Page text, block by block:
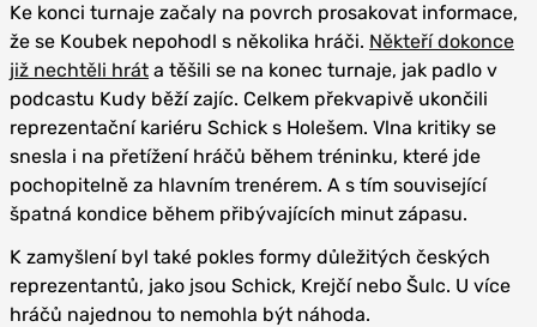
Ke konci turnaje začaly na povrch prosakovat informace,
že se Koubek nepohodl s několika hráči. Někteří dokonce
již nechtěli hrát a těšili se na konec turnaje, jak padlo v
podcastu Kudy běží zajíc. Celkem překvapivě ukončili
reprezentační kariéru Schick s Holešem. Vlna kritiky se
snesla i na přetížení hráčů během tréninku, které jde
pochopitelně za hlavním trenérem. A s tím související
špatná kondice během přibývajících minut zápasu.
K zamyšlení byl také pokles formy důležitých českých
reprezentantů, jako jsou Schick, Krejčí nebo Šulc. U více
hráčů najednou to nemohla být náhoda.